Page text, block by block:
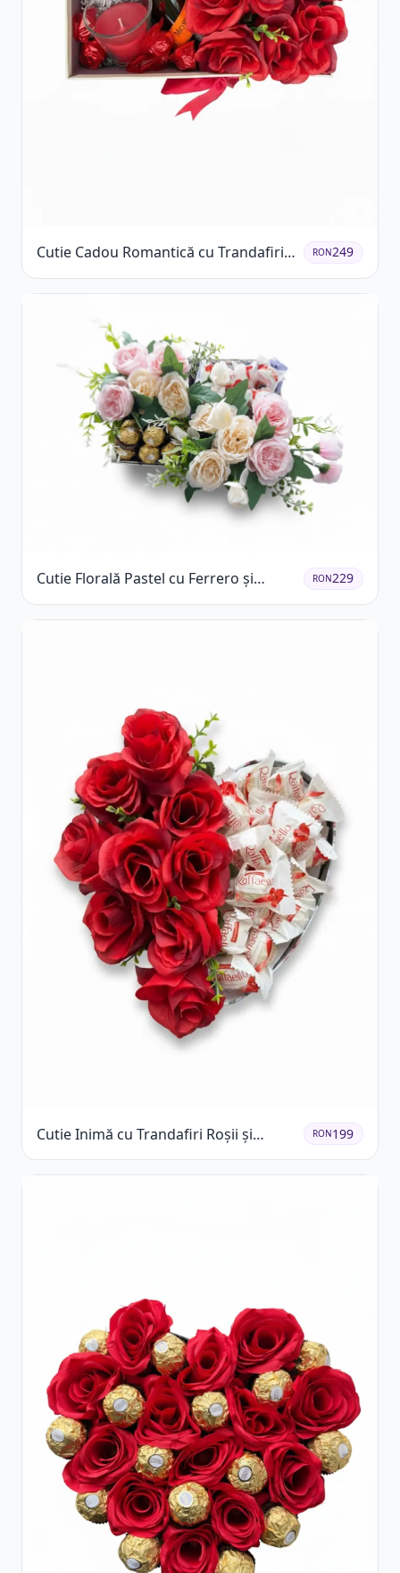
Cutie Cadou Romantică cu Trandafiri
Șampanie și Lumânare
RON249
Cutie Florală Pastel cu Ferrero și
Raffaello
RON229
Cutie Inimă cu Trandafiri Roșii și
Raffaello
RON199